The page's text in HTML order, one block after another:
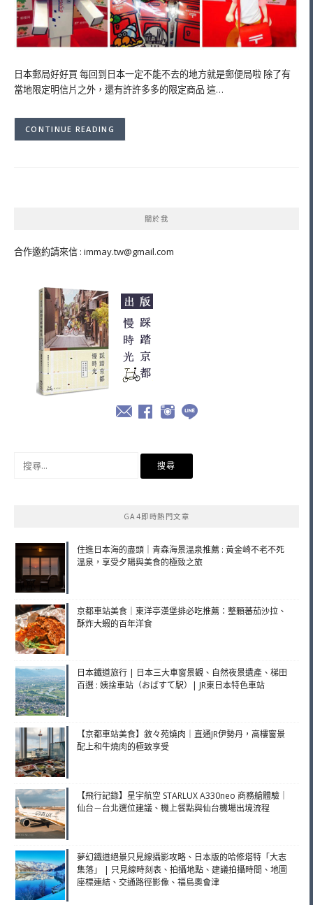
日本郵局好好買 每回到日本一定不能不去的地方就是郵便局啦 除了有
當地限定明信片之外，還有許許多多的限定商品 這…
CONTINUE READING
關於我
合作邀約請來信 : immay.tw@gmail.com
GA4即時熱門文章
住進日本海的盡頭｜青森海景溫泉推薦 : 黃金崎不老不死
溫泉，享受夕陽與美食的極致之旅
京都車站美食｜東洋亭漢堡排必吃推薦：整顆蕃茄沙拉、
酥炸大蝦的百年洋食
日本鐵道旅行 | 日本三大車窗景觀、自然夜景遺產、梯田
百選 : 姨捨車站（おばすて駅）| JR東日本特色車站
【京都車站美食】敘々苑燒肉｜直通JR伊勢丹，高樓窗景
配上和牛燒肉的極致享受
【飛行記錄】星宇航空 STARLUX A330neo 商務艙體驗｜
仙台－台北選位建議、機上餐點與仙台機場出境流程
夢幻鐵道絕景只見線攝影攻略、日本版的哈修塔特「大志
集落」 | 只見線時刻表、拍攝地點、建議拍攝時間、地圖
座標連結、交通路徑影像、福島奧會津